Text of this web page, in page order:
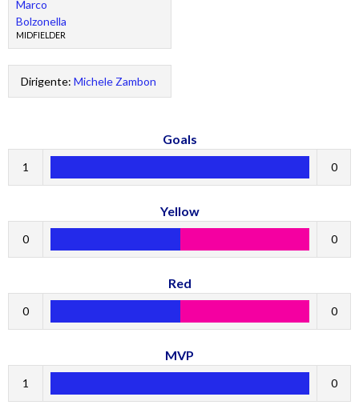
Marco
Bolzonella
MIDFIELDER
Dirigente: Michele Zambon
Goals
1 0
Yellow
0 0
Red
0 0
MVP
1 0